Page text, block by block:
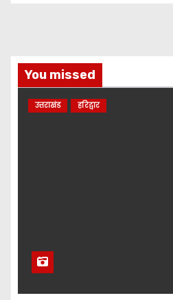
You missed
उत्तराखंड हरिद्वार